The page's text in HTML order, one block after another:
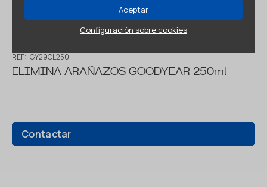
Aceptar
Configuración sobre cookies
REF: GY29CL250
ELIMINA ARAÑAZOS GOODYEAR 250ml
Contactar